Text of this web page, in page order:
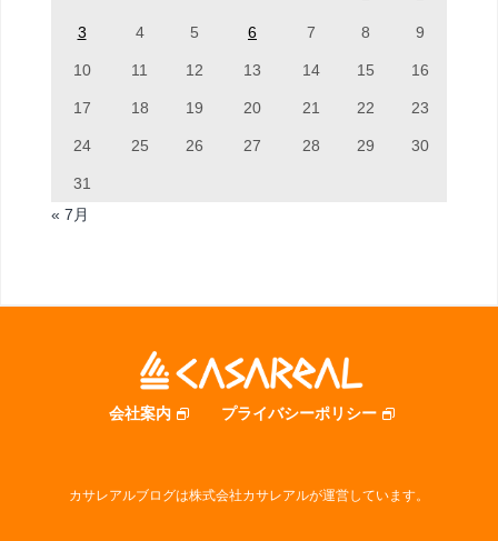
3 4 5 6 7 8 9
10 11 12 13 14 15 16
17 18 19 20 21 22 23
24 25 26 27 28 29 30
31
« 7月
会社案内 プライバシーポリシー
カサレアルブログは株式会社カサレアルが運営しています。